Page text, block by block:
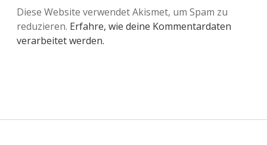
Diese Website verwendet Akismet, um Spam zu
reduzieren. Erfahre, wie deine Kommentardaten
verarbeitet werden.